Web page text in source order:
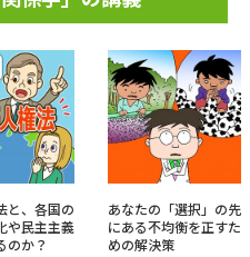
と、各国の
や民主主義
のか？
あなたの「選択」の先
にある不均衡を正すた
めの解決策